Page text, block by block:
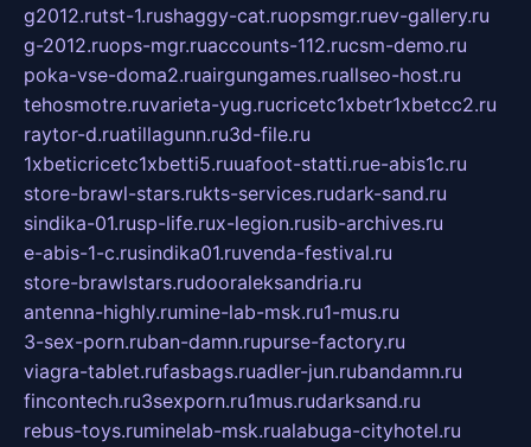
g2012.rutst-1.rushaggy-cat.ruopsmgr.ruev-gallery.ru
g-2012.ruops-mgr.ruaccounts-112.rucsm-demo.ru
poka-vse-doma2.ruairgungames.ruallseo-host.ru
tehosmotre.ruvarieta-yug.rucricetc1xbetr1xbetcc2.ru
raytor-d.ruatillagunn.ru3d-file.ru
1xbeticricetc1xbetti5.ruuafoot-statti.rue-abis1c.ru
store-brawl-stars.rukts-services.rudark-sand.ru
sindika-01.rusp-life.rux-legion.rusib-archives.ru
e-abis-1-c.rusindika01.ruvenda-festival.ru
store-brawlstars.rudooraleksandria.ru
antenna-highly.rumine-lab-msk.ru1-mus.ru
3-sex-porn.ruban-damn.rupurse-factory.ru
viagra-tablet.rufasbags.ruadler-jun.rubandamn.ru
fincontech.ru3sexporn.ru1mus.rudarksand.ru
rebus-toys.ruminelab-msk.rualabuga-cityhotel.ru